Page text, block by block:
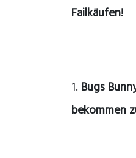
Failkäufen!
1. Bugs
bekommen